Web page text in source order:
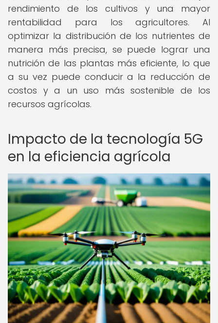
rendimiento de los cultivos y una mayor
rentabilidad para los agricultores. Al
optimizar la distribución de los nutrientes de
manera más precisa, se puede lograr una
nutrición de las plantas más eficiente, lo que
a su vez puede conducir a la reducción de
costos y a un uso más sostenible de los
recursos agrícolas.
Impacto de la tecnología 5G
en la eficiencia agrícola